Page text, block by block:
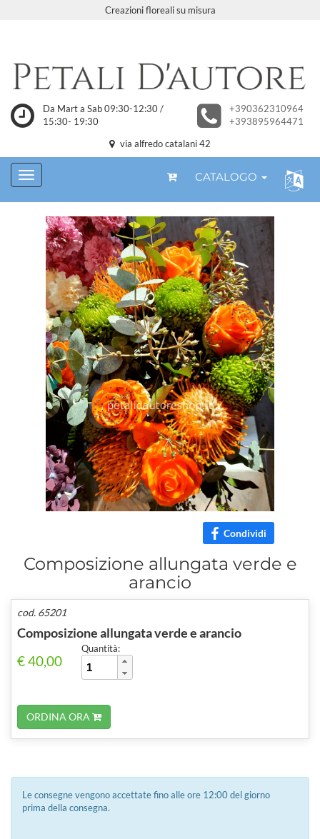
Creazioni floreali su misura
Da Mart a Sab 09:30-12:30 /
15:30- 19:30
+390362310964
+393895964471
via alfredo catalani 42
CATALOGO
Condividi
Composizione allungata verde e
arancio
cod. 65201
Composizione allungata verde e arancio
€ 40,00
Quantità:
ORDINA ORA
Le consegne vengono accettate fino alle ore 12:00 del giorno
prima della consegna.